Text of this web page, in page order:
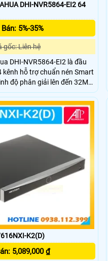
DHI-NVR5864-EI2 64
5%-35%
gốc: Liên hệ
DHI-NVR5864-EI2 là đầu
kênh hỗ trợ chuẩn nén Smart
độ phân giải lên đến 32MP
Thiết bị hỗ trợ 8 ổ cứng mỗi
nhiều công nghệ AI Hỗ trợ
vào và 8 cổng báo động
cảnh báo theo sự kiện
K2(D)
5,089,000 ₫